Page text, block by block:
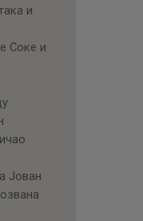
и
Соке и
Јован